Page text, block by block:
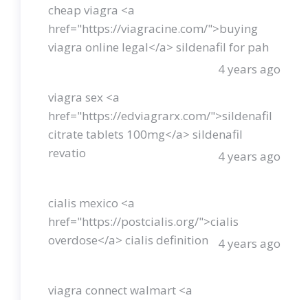
cheap viagra <a
href="https://viagracine.com/">buying
viagra online legal</a> sildenafil for pah
4 years ago
viagra sex <a
href="https://edviagrarx.com/">sildenafil
citrate tablets 100mg</a> sildenafil
revatio
4 years ago
cialis mexico <a
href="https://postcialis.org/">cialis
overdose</a> cialis definition
4 years ago
viagra connect walmart <a